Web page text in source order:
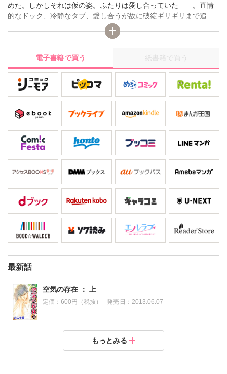
めた。しかしそれは仮の姿。ふたりは愛し合っていた――。直情
的なドック、冷静なタブ、愛し合うが故に破綻ギリギリまで追い
詰められるふたり。何度も心はすれ違い、それでも離れられない
お互いの「存在」。愛の不条理を描いた名作BLコミック、ここに
復活!
電子書籍で買う
紙書籍で買う
最新話
空気の存在 ： 上
定価：600円（税抜） 発売日： 2013.06.07
空気の存在 ： 下
600円（税抜） 発売日：2013.09.27
もっとみる